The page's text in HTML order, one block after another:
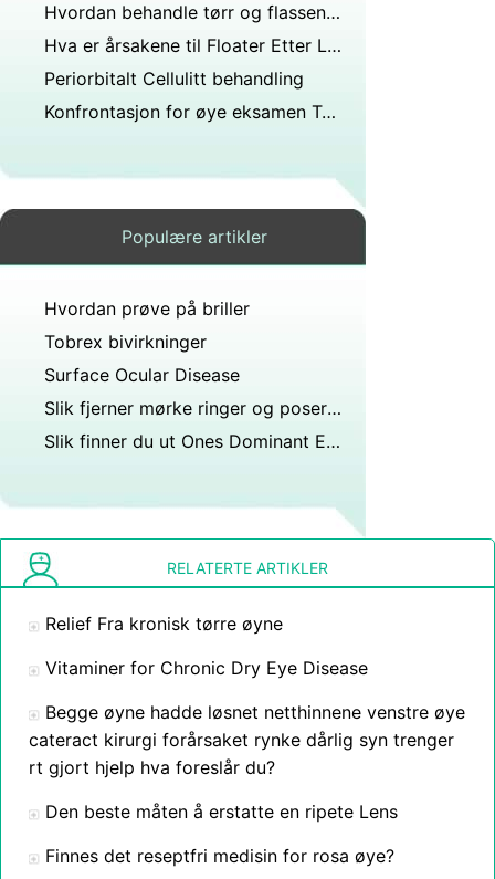
Hvordan behandle tørr og flassende Øyelokkene
Hva er årsakene til Floater Etter Laser Eye Treatment
Periorbitalt Cellulitt behandling
Konfrontasjon for øye eksamen Teknikker
Populære artikler
Hvordan prøve på briller
Tobrex bivirkninger
Surface Ocular Disease
Slik fjerner mørke ringer og poser under øynene
Slik finner du ut Ones Dominant Eye
RELATERTE ARTIKLER
Relief Fra kronisk tørre øyne
Vitaminer for Chronic Dry Eye Disease
Begge øyne hadde løsnet netthinnene venstre øye
cateract kirurgi forårsaket rynke dårlig syn trenger
rt gjort hjelp hva foreslår du?
Den beste måten å erstatte en ripete Lens
Finnes det reseptfri medisin for rosa øye?